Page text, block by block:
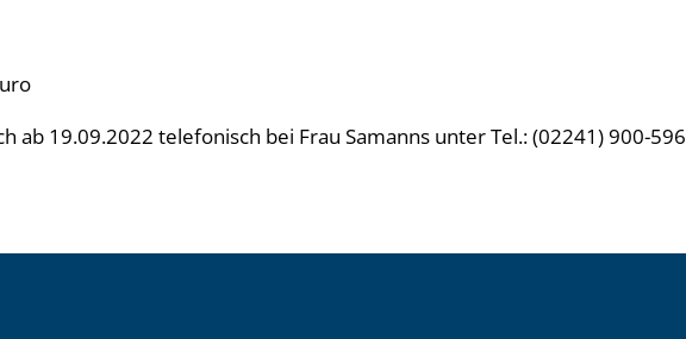
ab 19.09.2022 telefonisch bei Frau Samanns unter Tel.: (02241) 900-596